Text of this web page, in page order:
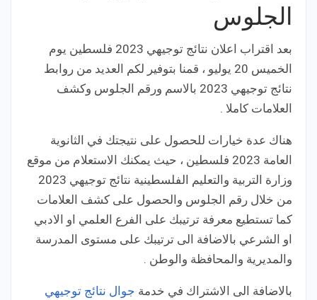
الجلوس
بعد اقتراب اعلان نتائج توجيهي 2023 فلسطين يوم
الخميس 20 يوليو ، قمنا بتوفير لكم العديد من روابط
نتائج توجيهي 2023 بالاسم ورقم الجلوس وكشف
العلامات كاملا .
هناك عدة خيارات للحصول على نتيجتك في الثانوية
العامة 2023 فلسطين ، حيث يمكنك الاستعلام من موقع
وزارة التربية والتعليم الفلسطينية نتائج توجيهي 2023
من خلال رقم الجلوس والحصول على كشف العلامات
كما تستطيع معرفة ترتيبك على الفرع العلمي او الادبي
او الشرعي بالاضافة الى ترتيبك على مستوى المدرسة
والمديرية والمحافظة والوطن .
بالاضافة الى الاشتراك في خدمة جوال نتائج توجيهي